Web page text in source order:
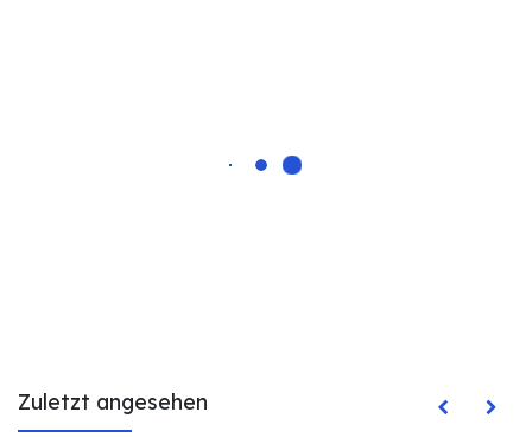
Zuletzt angesehen